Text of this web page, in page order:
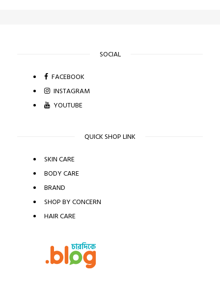
SOCIAL
FACEBOOK
INSTAGRAM
YOUTUBE
QUICK SHOP LINK
SKIN CARE
BODY CARE
BRAND
SHOP BY CONCERN
HAIR CARE